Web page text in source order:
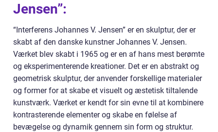
Jensen”:
“Interferens Johannes V. Jensen” er en skulptur, der er
skabt af den danske kunstner Johannes V. Jensen.
Værket blev skabt i 1965 og er en af hans mest berømte
og eksperimenterende kreationer. Det er en abstrakt og
geometrisk skulptur, der anvender forskellige materialer
og former for at skabe et visuelt og æstetisk tiltalende
kunstværk. Værket er kendt for sin evne til at kombinere
kontrasterende elementer og skabe en følelse af
bevægelse og dynamik gennem sin form og struktur.